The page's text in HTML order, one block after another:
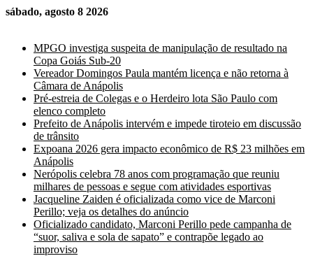
sábado, agosto 8 2026
MPGO investiga suspeita de manipulação de resultado na
Copa Goiás Sub-20
Vereador Domingos Paula mantém licença e não retorna à
Câmara de Anápolis
Pré-estreia de Colegas e o Herdeiro lota São Paulo com
elenco completo
Prefeito de Anápolis intervém e impede tiroteio em discussão
de trânsito
Expoana 2026 gera impacto econômico de R$ 23 milhões em
Anápolis
Nerópolis celebra 78 anos com programação que reuniu
milhares de pessoas e segue com atividades esportivas
Jacqueline Zaiden é oficializada como vice de Marconi
Perillo; veja os detalhes do anúncio
Oficializado candidato, Marconi Perillo pede campanha de
“suor, saliva e sola de sapato” e contrapõe legado ao
improviso